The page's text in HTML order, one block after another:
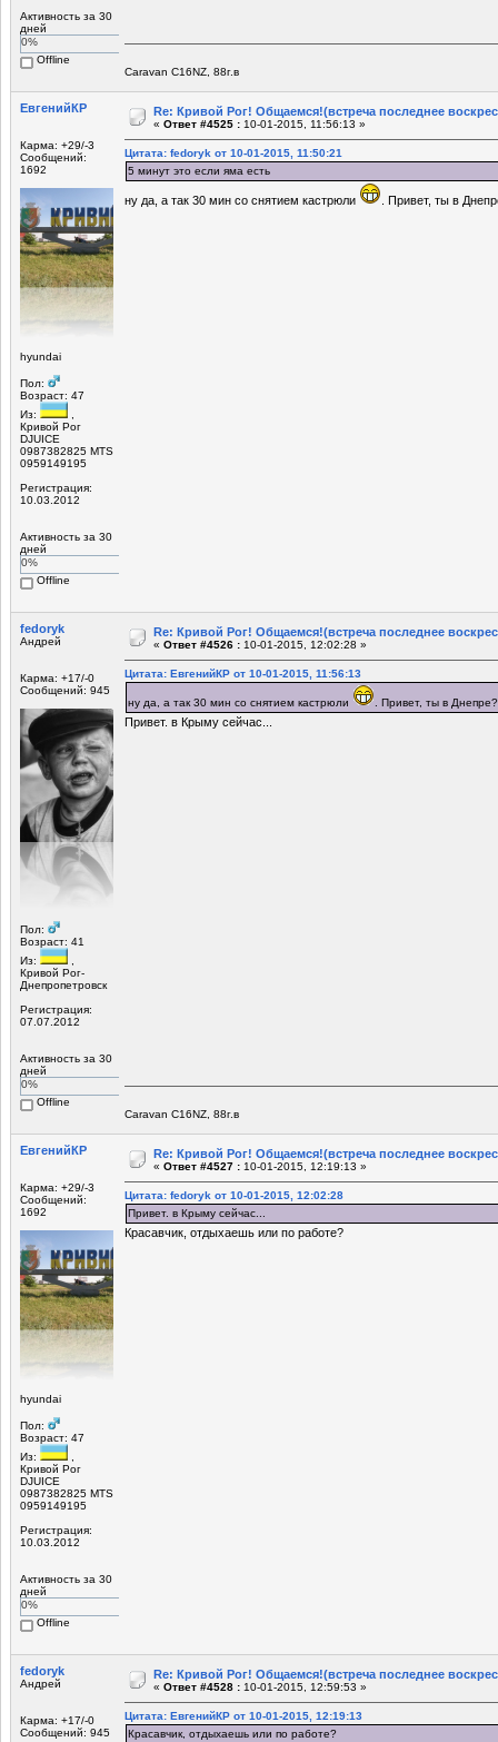
Активность за 30
дней
0%
Offline
Caravan C16NZ, 88г.в
ЕвгенийКР
Карма: +29/-3
Сообщений:
1692
hyundai
Пол:
Возраст: 47
Из:
Кривой Рог
DJUICE
0987382825 MTS
0959149195
Регистрация:
10.03.2012
Активность за 30
дней
0%
Offline
Re: Кривой Рог! Общаемся!(встреча последнее
« Ответ #4525 : 10-01-2015, 11:56:13 »
Цитата: fedoryk от 10-01-2015, 11:50:21
5 минут это если яма есть
ну да, а так 30 мин со снятием кастрюли . Привет, ты в
fedoryk
Андрей
Карма: +17/-0
Сообщений: 945
Пол:
Возраст: 41
Из:
Кривой Рог-
Днепропетровск
Регистрация:
07.07.2012
Активность за 30
дней
0%
Offline
Re: Кривой Рог! Общаемся!(встреча последнее
« Ответ #4526 : 10-01-2015, 12:02:28 »
Цитата: ЕвгенийКР от 10-01-2015, 11:56:13
ну да, а так 30 мин со снятием кастрюли . Привет, ты в Днепре?
Привет. в Крыму сейчас...
Caravan C16NZ, 88г.в
ЕвгенийКР
Карма: +29/-3
Сообщений:
1692
hyundai
Пол:
Возраст: 47
Из:
Кривой Рог
DJUICE
0987382825 MTS
0959149195
Регистрация:
10.03.2012
Активность за 30
дней
0%
Offline
Re: Кривой Рог! Общаемся!(встреча последнее
« Ответ #4527 : 10-01-2015, 12:19:13 »
Цитата: fedoryk от 10-01-2015, 12:02:28
Привет. в Крыму сейчас...
Красавчик, отдыхаешь или по работе?
fedoryk
Андрей
Карма: +17/-0
Сообщений: 945
Re: Кривой Рог! Общаемся!(встреча последнее
« Ответ #4528 : 10-01-2015, 12:59:53 »
Цитата: ЕвгенийКР от 10-01-2015, 12:19:13
Красавчик, отдыхаешь или по работе?